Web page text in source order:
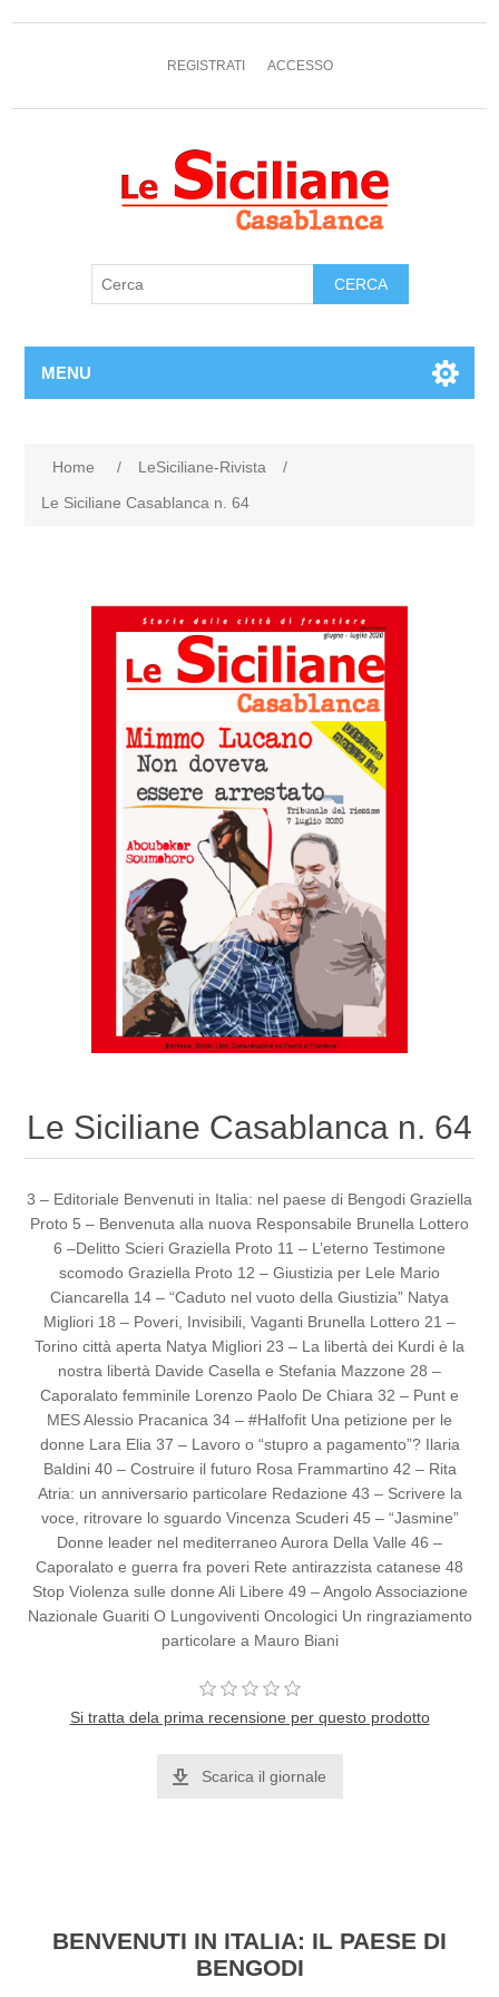
REGISTRATI ACCESSO
MENU
Home / LeSiciliane-Rivista
/
Le Siciliane Casablanca n. 64
Le Siciliane Casablanca n. 64
3 – Editoriale Benvenuti in Italia: nel paese di Bengodi Graziella
Proto 5 – Benvenuta alla nuova Responsabile Brunella Lottero
6 –Delitto Scieri Graziella Proto 11 – L’eterno Testimone
scomodo Graziella Proto 12 – Giustizia per Lele Mario
Ciancarella 14 – “Caduto nel vuoto della Giustizia” Natya
Migliori 18 – Poveri, Invisibili, Vaganti Brunella Lottero 21 –
Torino città aperta Natya Migliori 23 – La libertà dei Kurdi è la
nostra libertà Davide Casella e Stefania Mazzone 28 –
Caporalato femminile Lorenzo Paolo De Chiara 32 – Punt e
MES Alessio Pracanica 34 – #Halfofit Una petizione per le
donne Lara Elia 37 – Lavoro o “stupro a pagamento”? Ilaria
Baldini 40 – Costruire il futuro Rosa Frammartino 42 – Rita
Atria: un anniversario particolare Redazione 43 – Scrivere la
voce, ritrovare lo sguardo Vincenza Scuderi 45 – “Jasmine”
Donne leader nel mediterraneo Aurora Della Valle 46 –
Caporalato e guerra fra poveri Rete antirazzista catanese 48
Stop Violenza sulle donne Ali Libere 49 – Angolo Associazione
Nazionale Guariti O Lungoviventi Oncologici Un ringraziamento
particolare a Mauro Biani
Si tratta dela prima recensione per questo prodotto
Scarica il giornale
BENVENUTI IN ITALIA: IL PAESE DI
BENGODI